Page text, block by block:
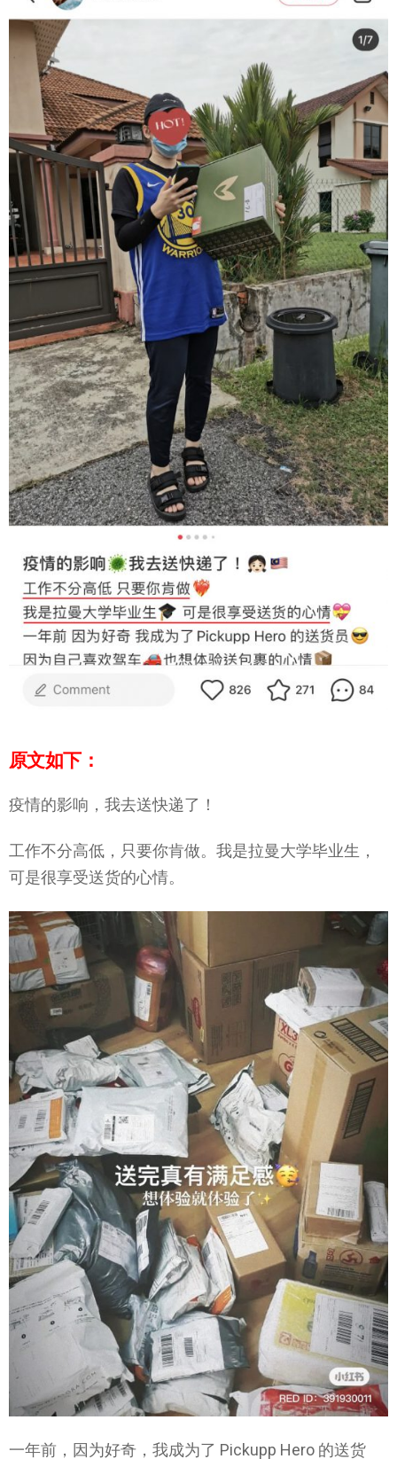
原文如下：
疫情的影响，我去送快递了！
工作不分高低，只要你肯做。我是拉曼大学毕业生，
可是很享受送货的心情。
一年前，因为好奇，我成为了 Pickupp Hero 的送货